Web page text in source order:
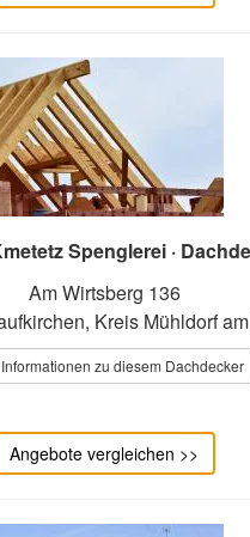
Spenglerei ·
Am Wirtsberg 136
Kreis Mühldorf
zu diesem Dachdecker
Angebote vergleichen >>